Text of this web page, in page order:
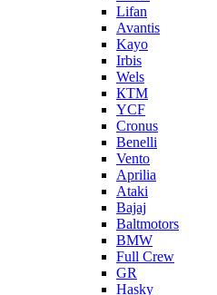
Lifan
Avantis
Kayo
Irbis
Wels
КТМ
YCF
Cronus
Benelli
Vento
Aprilia
Ataki
Bajaj
Baltmotors
BMW
Full Crew
GR
Hasky